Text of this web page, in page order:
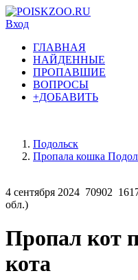
Вход
ГЛАВНАЯ
НАЙДЕННЫЕ
ПРОПАВШИЕ
ВОПРОСЫ
+ДОБАВИТЬ
Подольск
Пропала кошка
4 сентября 2024 70902
обл.)
Пропал кот
кота